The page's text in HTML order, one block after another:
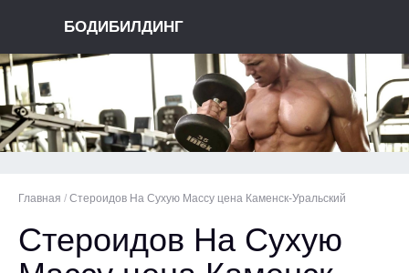
БОДИБИЛДИНГ
Главная / Стероидов На Сухую Массу цена Каменск-Уральский
Стероидов На Сухую